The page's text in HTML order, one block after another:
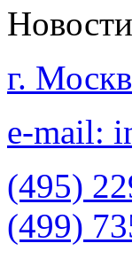
г.
e-mail:
(495)
(499)